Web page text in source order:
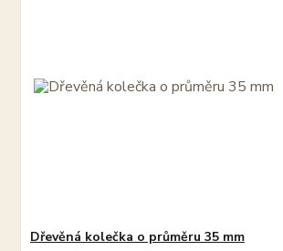
Dřevěná kolečka o průměru 35 mm